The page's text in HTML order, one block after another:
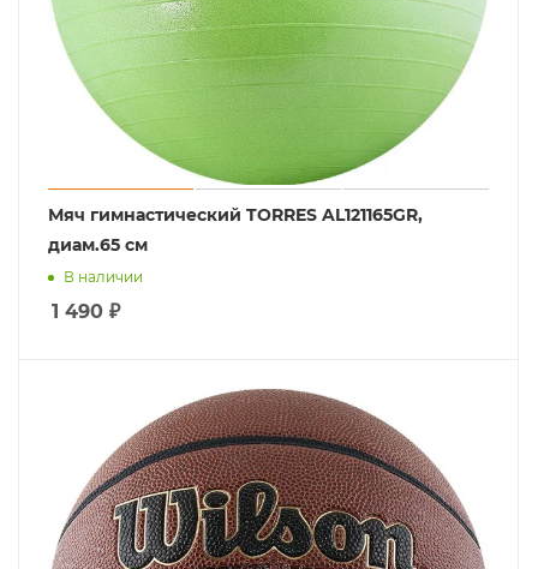
Мяч гимнастический TORRES AL121165GR,
диам.65 см
В наличии
1 490 ₽